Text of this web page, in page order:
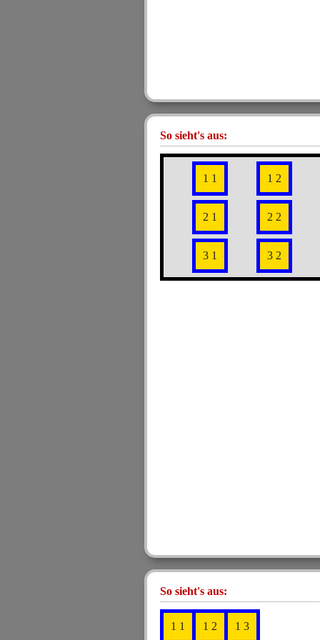
So sieht's aus:
1 1 1 2
2 1 2 2
3 1 3 2
So sieht's aus:
1 1 1 2 1 3